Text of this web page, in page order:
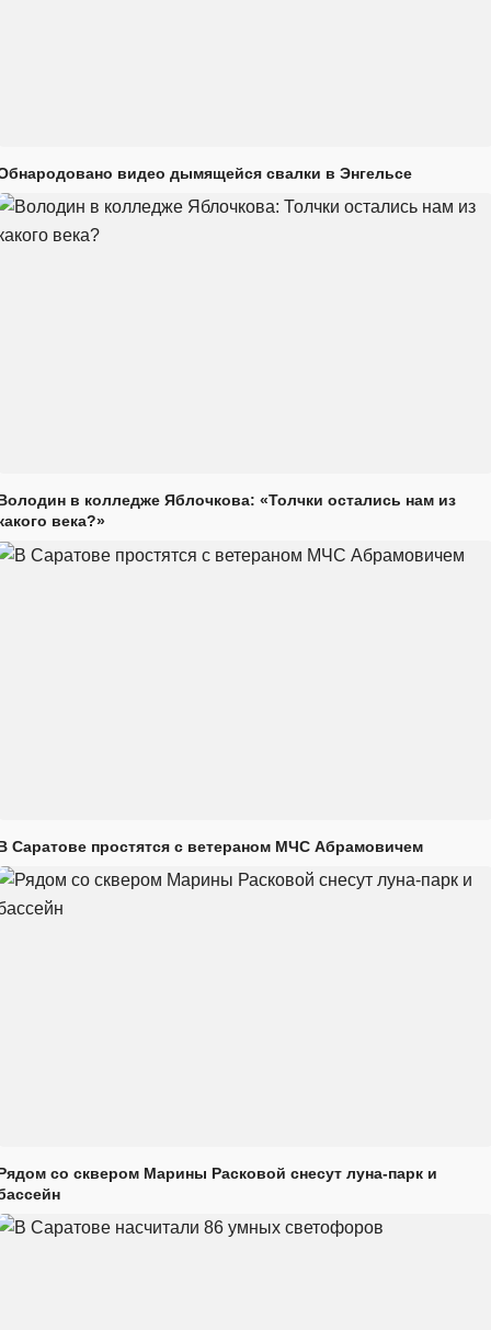
видео дымящейся свалки в Энгельсе
в колледже Яблочкова: «Толчки остались нам из
века?»
Саратове простятся с ветераном МЧС Абрамовичем
со сквером Марины Расковой снесут луна-парк и